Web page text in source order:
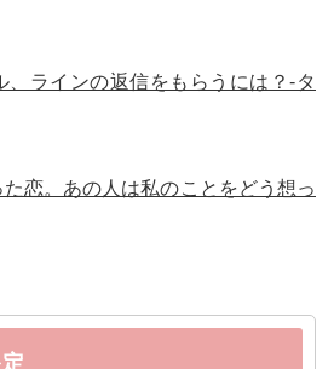
、ラインの返信をもらうには？-タ
恋。あの人は私のことをどう想っ